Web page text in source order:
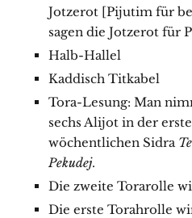
Jotzerot [Pijutim für
sagen die Jotzerot für
Halb-Hallel
Kaddisch Titkabel
Tora-Lesung: Man
sechs Alijot in der
wöchentlichen Sidra
Pekudej.
Die zweite Torarolle
Die erste Torahrolle